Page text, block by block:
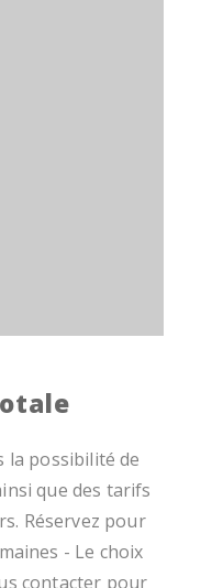
la possibilité de
que des tarifs
Réservez pour
- Le choix
contacter pour